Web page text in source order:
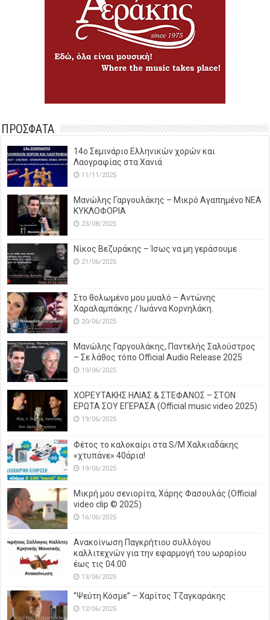
ΠΡΟΣΦΑΤΑ
14o Σεμινάριο Ελληνικών χορών και
Λαογραφίας στα Χανιά
11/11/2025
Μανώλης Γαργουλάκης – Μικρό Αγαπημένο NEΑ
ΚΥΚΛΟΦΟΡΙΑ
23/08/2025
Νίκος Βεζυράκης – Ίσως να μη γεράσουμε
21/06/2025
Στο θολωμένο μου μυαλό – Αντώνης
Χαραλαμπάκης / Ιωάννα Κορνηλάκη.
20/06/2025
Μανώλης Γαργουλάκης, Παντελής Σαλούστρος
– Σε λάθος τόπο Official Audio Release 2025
19/06/2025
ΧΟΡΕΥΤΑΚΗΣ ΗΛΙΑΣ & ΣΤΕΦΑΝΟΣ – ΣΤΟΝ
ΕΡΩΤΑ ΣΟΥ ΕΓΕΡΑΣΑ (Official music video 2025)
19/06/2025
Φέτος το καλοκαίρι στα S/M Χαλκιαδάκης
«χτυπάνε» 40άρια!
19/06/2025
Μικρή μου σενιορίτα, Χάρης Φασουλάς (Official
video clip © 2025)
16/06/2025
Ανακοίνωση Παγκρήτιου συλλόγου
καλλιτεχνών για την εφαρμογή του ωραρίου
έως τις 04:00
13/06/2025
‘’Ψεύτη Κόσμε’’ – Χαρίτος Τζαγκαράκης
12/06/2025